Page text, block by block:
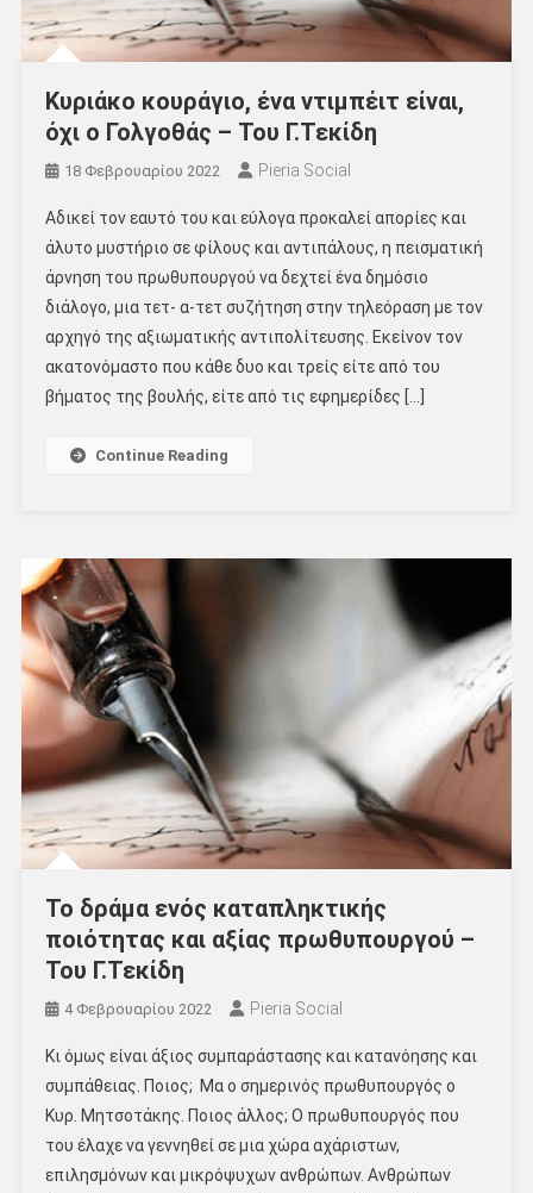
Κυριάκο κουράγιο, ένα ντιμπέιτ είναι,
όχι ο Γολγοθάς – Του Γ.Τεκίδη
18 Φεβρουαρίου 2022 Pieria Social
Αδικεί τον εαυτό του και εύλογα προκαλεί απορίες και
άλυτο μυστήριο σε φίλους και αντιπάλους, η πεισματική
άρνηση του πρωθυπουργού να δεχτεί ένα δημόσιο
διάλογο, μια τετ- α-τετ συζήτηση στην τηλεόραση με τον
αρχηγό της αξιωματικής αντιπολίτευσης. Εκείνον τον
ακατονόμαστο που κάθε δυο και τρείς είτε από του
βήματος της βουλής, είτε από τις εφημερίδες […]
Continue Reading
Το δράμα ενός καταπληκτικής
ποιότητας και αξίας πρωθυπουργού –
Του Γ.Τεκίδη
4 Φεβρουαρίου 2022 Pieria Social
Κι όμως είναι άξιος συμπαράστασης και κατανόησης και
συμπάθειας. Ποιος; Μα ο σημερινός πρωθυπουργός ο
Κυρ. Μητσοτάκης. Ποιος άλλος; Ο πρωθυπουργός που
του έλαχε να γεννηθεί σε μια χώρα αχάριστων,
επιλησμόνων και μικρόψυχων ανθρώπων. Ανθρώπων